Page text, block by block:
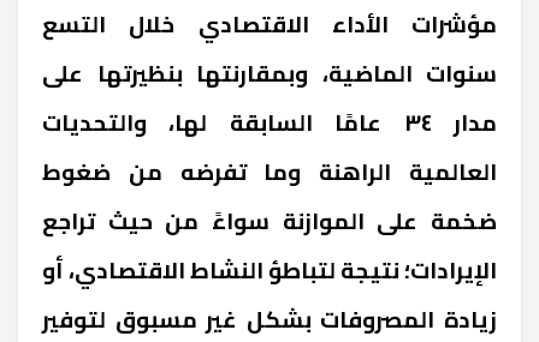
مؤشرات الأداء الاقتصادي خلال التسع
سنوات الماضية، وبمقارنتها بنظيرتها على
مدار ٣٤ عامًا السابقة لها، والتحديات
العالمية الراهنة وما تفرضه من ضغوط
ضخمة على الموازنة سواءً من حيث تراجع
الإيرادات؛ نتيجة لتباطؤ النشاط الاقتصادي، أو
زيادة المصروفات بشكل غير مسبوق لتوفير